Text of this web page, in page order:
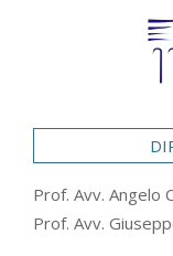
Prof. Avv. Angelo
Prof. Avv.